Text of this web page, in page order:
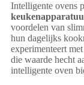
Intelligente ovens
voordelen van
hun dagelijks
experimenteert
die waarde hecht
intelligente oven